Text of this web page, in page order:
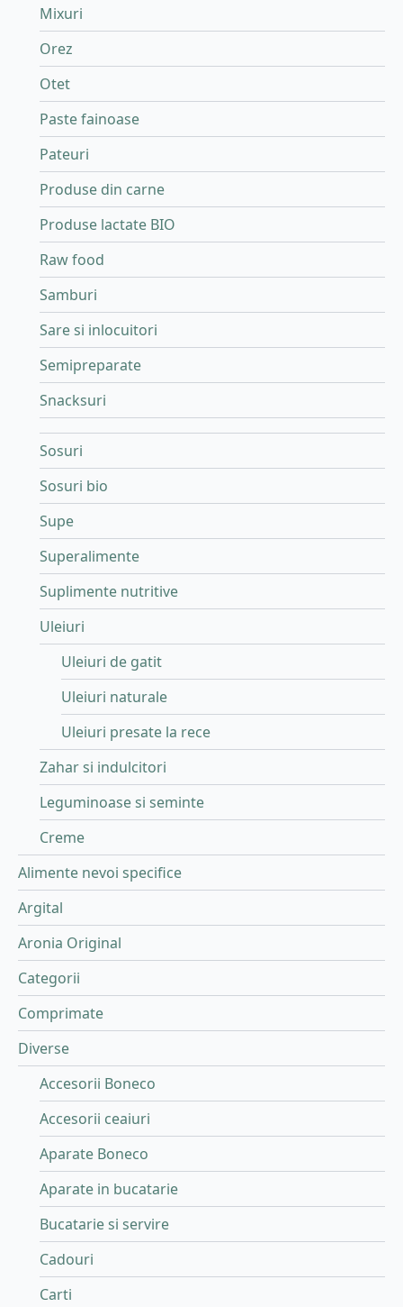
Mixuri
Orez
Otet
Paste fainoase
Pateuri
Produse din carne
Produse lactate BIO
Raw food
Samburi
Sare si inlocuitori
Semipreparate
Snacksuri
Sosuri
Sosuri bio
Supe
Superalimente
Suplimente nutritive
Uleiuri
Uleiuri de gatit
Uleiuri naturale
Uleiuri presate la rece
Zahar si indulcitori
Leguminoase si seminte
Creme
Alimente nevoi specifice
Argital
Aronia Original
Categorii
Comprimate
Diverse
Accesorii Boneco
Accesorii ceaiuri
Aparate Boneco
Aparate in bucatarie
Bucatarie si servire
Cadouri
Carti